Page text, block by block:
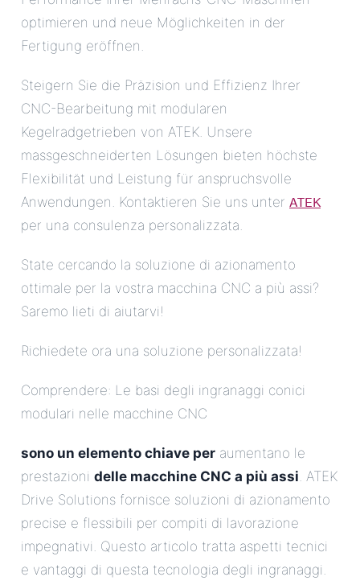
optimieren und neue Möglichkeiten in der
Fertigung eröffnen.
Steigern Sie die Präzision und Effizienz Ihrer
CNC-Bearbeitung mit modularen
Kegelradgetrieben von ATEK. Unsere
massgeschneiderten Lösungen bieten höchste
Flexibilität und Leistung für anspruchsvolle
Anwendungen. Kontaktieren Sie uns unter ATEK
per una consulenza personalizzata.
State cercando la soluzione di azionamento
ottimale per la vostra macchina CNC a più assi?
Saremo lieti di aiutarvi!
Richiedete ora una soluzione personalizzata!
Comprendere: Le basi degli ingranaggi conici
modulari nelle macchine CNC
sono un elemento chiave per aumentano le
prestazioni delle macchine CNC a più assi. ATEK
Drive Solutions fornisce soluzioni di azionamento
precise e flessibili per compiti di lavorazione
impegnativi. Questo articolo tratta aspetti tecnici
e vantaggi di questa tecnologia degli ingranaggi.